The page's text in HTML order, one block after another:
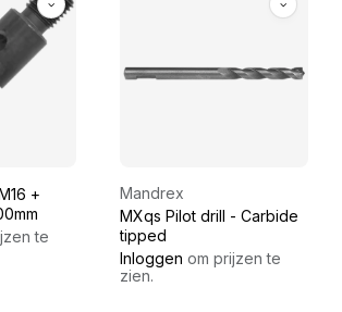
+
te
Mandrex
MXqs Pilot drill - Carbide
tipped
Inloggen om prijzen te
zien.